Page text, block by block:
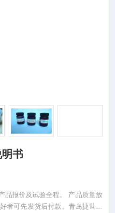
书
及试验全程。 产品质量放
者可先发货后付款。青岛捷世康